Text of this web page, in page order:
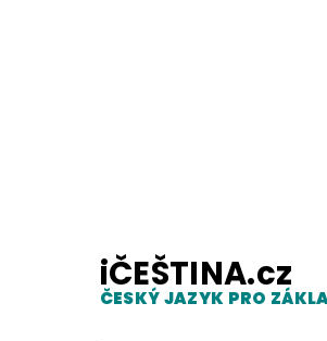
iČEŠTINA.cz
ČESKÝ JAZYK PRO